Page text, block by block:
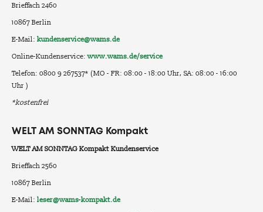
Brieffach 2460
10867 Berlin
E-Mail: kundenservice@wams.de
Online-Kundenservice:www.wams.de/service
Telefon: 0800 9 267537* (MO - FR: 08:00 - 18:00 Uhr, SA: 08:00 - 16:00
Uhr )
*kostenfrei
WELT AM SONNTAG Kompakt
WELT AM SONNTAG Kompakt Kundenservice
Brieffach 2560
10867 Berlin
E-Mail: leser@wams-kompakt.de